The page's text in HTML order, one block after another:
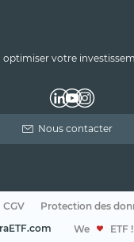
optimiser votre
Nous contacter
CGV Protection des
We ETF !